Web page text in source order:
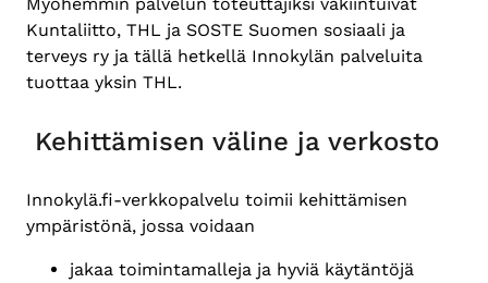
Kuntaliitto, THL ja SOSTE Suomen sosiaali ja
terveys ry ja tällä hetkellä Innokylän palveluita
tuottaa yksin THL.
Kehittämisen väline ja verkosto
Innokylä.fi-verkkopalvelu toimii kehittämisen
ympäristönä, jossa voidaan
jakaa toimintamalleja ja hyviä käytäntöjä